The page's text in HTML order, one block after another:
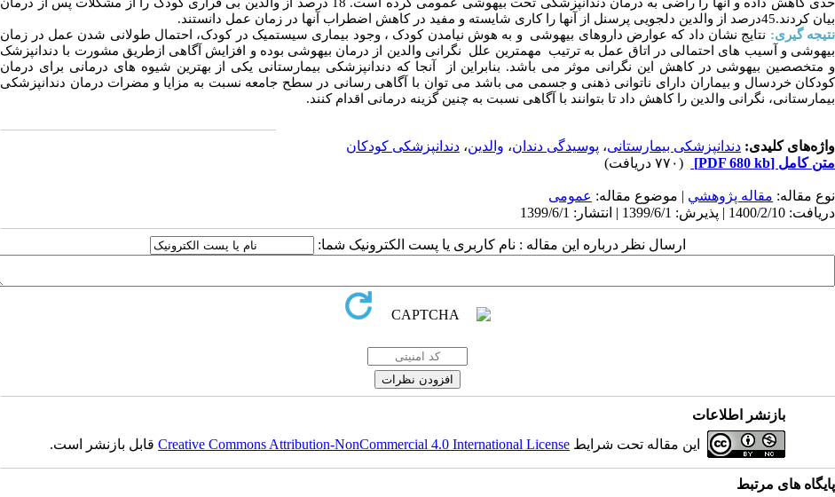
حدی کاهش داده و آنها را راضی به درمان دندانپزشکی تحت بیهوشی عمومی کرده است. 18 درصد از والدین بی قراری کودک را از مشکلات پس از
درمان
بیان کردند.45درصد از والدین دلجویی پرسنل از آنها را کاری شایسته و مفید در کاهش اضطراب آنها در زمان عمل دانستند.
نتیجه گیری: نتایج نشان داد که عوارض داروهای بیهوشی و به هوش نیامدن کودک ، وجود بیماری سیستمیک در کودک، احتمال طولانی شدن عمل در زمان
بیهوشی و آسیب های احتمالی در اتاق عمل به ترتیب مهمترین علل نگرانی والدین از درمان بیهوشی بوده و افزایش آگاهی ازطریق مشورت با دندانپزشک
و متخصصین بیهوشی در کاهش این نگرانی موثر می باشد. بنابراین از
آنجا که دندانپزشکی بیمارستانی یکی از بهترین شیوه های درمانی برای درمان
کودکان خردسال و بیماران دارای ناتوانی ذهنی و جسمی می باشد می توان با آگاهی رسانی در سطح جامعه نسبت به مزایا و مضرات درمان دندانپزشکی
بیمارستانی، نگرانی والدین را کاهش داد تا بتوانند با آگاهی نسبت به چنین گزینه درمانی اقدام کنند.
واژه‌های کلیدی: دندانپزشکی بیمارستانی، پوسیدگی دندان، والدین، دندانپزشکی کودکان
متن کامل [PDF 680 kb] (۷۷۰ دریافت)
نوع مقاله: مقاله پژوهشي | موضوع مقاله: عمومى
دریافت: 1400/2/10 | پذیرش: 1399/6/1 | انتشار: 1399/6/1
ارسال نظر درباره این مقاله : نام کاربری یا پست الکترونیک شما:
بازنشر اطلاعات
این مقاله تحت شرایط Creative Commons Attribution-NonCommercial 4.0 International Licenseقابل بازنشر است.
پایگاه های مرتبط